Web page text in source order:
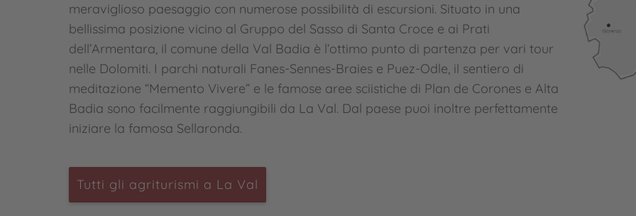
meraviglioso paesaggio con numerose possibilità di escursioni. Situato in una
bellissima posizione vicino al Gruppo del Sasso di Santa Croce e ai Prati
dell’Armentara, il comune della Val Badia è l’ottimo punto di partenza per vari tour
nelle Dolomiti. I parchi naturali Fanes-Sennes-Braies e Puez-Odle, il sentiero di
meditazione “Memento Vivere” e le famose aree sciistiche di Plan de Corones e Alta
Badia sono facilmente raggiungibili da La Val. Dal paese puoi inoltre perfettamente
iniziare la famosa Sellaronda.
Tutti gli agriturismi a La Val